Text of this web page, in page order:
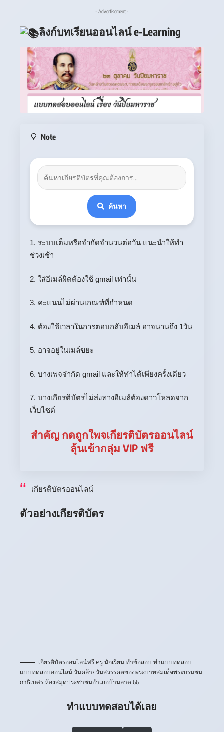
- Advertisement -
ลิงก์บทเรียนออนไลน์ e-Learning
Note
ค้นหา
1. ระบบเต็มหรือจำกัดจำนวนต่อวัน แนะนำให้ทำ
ช่วงเช้า
2. ใส่อีเมล์ผิดต้องใช้ gmail เท่านั้น
3. คะแนนไม่ผ่านเกณฑ์ที่กำหนด
4. ต้องใช้เวลาในการตอบกลับอีเมล์ อาจนานถึง 1วัน
5. อาจอยู่ในเมล์ขยะ
6. บางเพจจำกัด gmail และให้ทำได้เพียงครั้งเดียว
7. บางเกียรติบัตรไม่ส่งทางอีเมล์ต้องดาวโหลดจาก
เว็บไซต์
สำคัญ กดถูกใพจเกียรติบัตรออนไลน์
ลุ้นเข้ากลุ่ม VIP ฟรี
เกียรติบัตรออนไลน์
ตัวอย่างเกียรติบัตร
เกียรติบัตรออนไลน์ฟรี ครู นักเรียน ทำข้อสอบ ทำแบบทดสอบ
แบบทดสอบออนไลน์ วันคล้ายวันสวรรคตของพระบาทสมเด็จพระบรมชน
กาธิเบศร ห้องสมุดประชาชนอำเภอบ้านลาด 66
ทำแบบทดสอบได้เลย